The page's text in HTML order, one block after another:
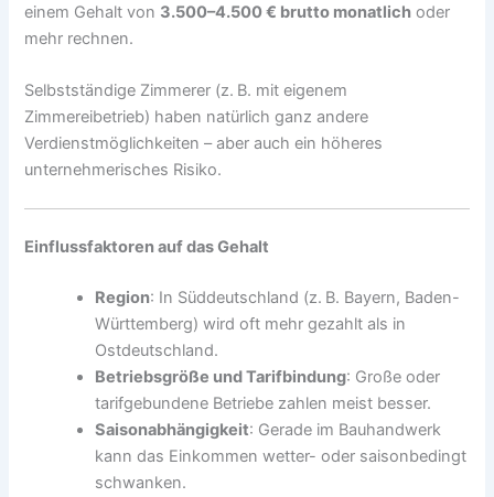
einem Gehalt von 3.500–4.500 € brutto monatlich oder
mehr rechnen.
Selbstständige Zimmerer (z. B. mit eigenem
Zimmereibetrieb) haben natürlich ganz andere
Verdienstmöglichkeiten – aber auch ein höheres
unternehmerisches Risiko.
Einflussfaktoren auf das Gehalt
Region: In Süddeutschland (z. B. Bayern, Baden-
Württemberg) wird oft mehr gezahlt als in
Ostdeutschland.
Betriebsgröße und Tarifbindung: Große oder
tarifgebundene Betriebe zahlen meist besser.
Saisonabhängigkeit: Gerade im Bauhandwerk
kann das Einkommen wetter- oder saisonbedingt
schwanken.